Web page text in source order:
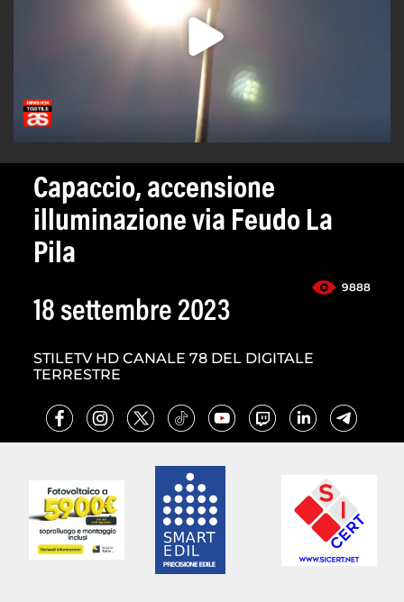
Capaccio, accensione
illuminazione via Feudo La
Pila
9888
18 settembre 2023
STILETV HD CANALE 78 DEL DIGITALE
TERRESTRE